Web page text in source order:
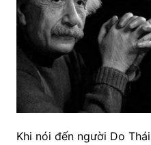
Khi nói đến người Do